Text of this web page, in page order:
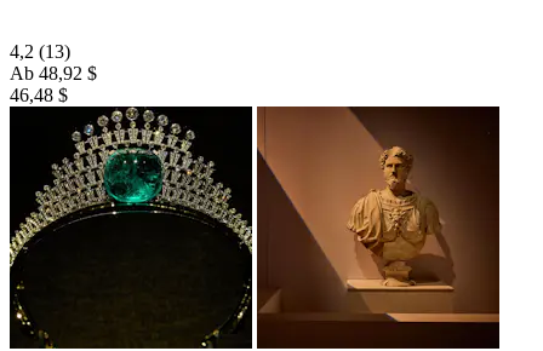
4,2 (13)
Ab 48,92 $
46,48 $